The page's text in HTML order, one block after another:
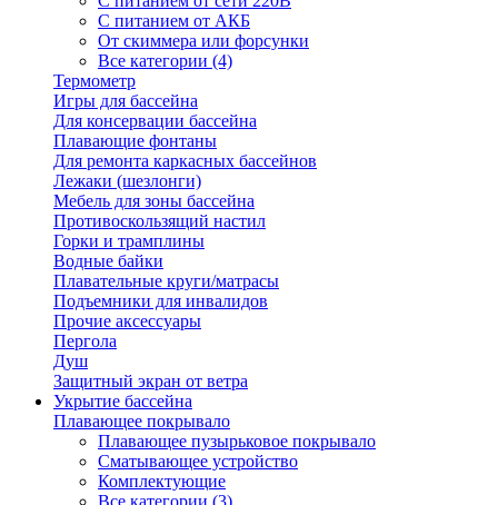
С питанием от АКБ
От скиммера или форсунки
Все категории (4)
Термометр
Игры для бассейна
Для консервации бассейна
Плавающие фонтаны
Для ремонта каркасных бассейнов
Лежаки (шезлонги)
Мебель для зоны бассейна
Противоскользящий настил
Горки и трамплины
Водные байки
Плавательные круги/матрасы
Подъемники для инвалидов
Прочие аксессуары
Пергола
Душ
Защитный экран от ветра
Укрытие бассейна
Плавающее покрывало
Плавающее пузырьковое покрывало
Сматывающее устройство
Комплектующие
Все категории (3)